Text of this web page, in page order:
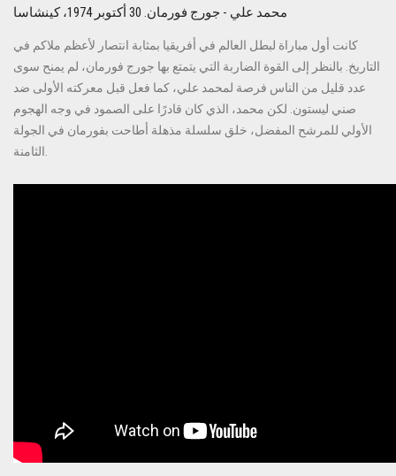
محمد علي - جورج فورمان. 30 أكتوبر 1974، كينشاسا
كانت أول مباراة لبطل العالم في أفريقيا بمثابة انتصار لأعظم ملاكم في
التاريخ. بالنظر إلى القوة الضاربة التي يتمتع بها جورج فورمان، لم يمنح سوى
عدد قليل من الناس فرصة لمحمد علي، كما فعل قبل معركته الأولى ضد
صني ليستون. لكن محمد، الذي كان قادرًا على الصمود في وجه الهجوم
الأولي للمرشح المفضل، خلق سلسلة مذهلة أطاحت بفورمان في الجولة
الثامنة.